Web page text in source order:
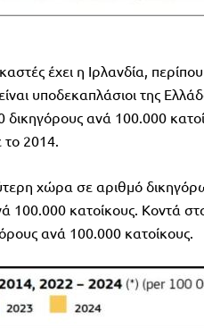
έχει η Ιρλανδία,
υποδεκαπλάσιοι της
δικηγόρους ανά 100.000
το 2014.
χώρα σε αριθμό
100.000 κατοίκους. Κοντά
ανά 100.000 κατοίκους.